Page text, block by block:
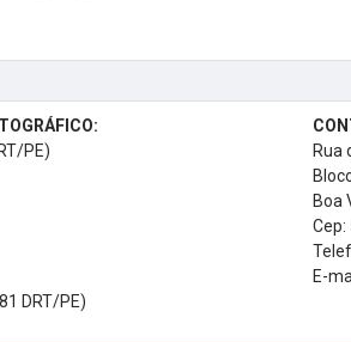
PE)
DRT/PE)
Rua
Boa
Cep:
E-